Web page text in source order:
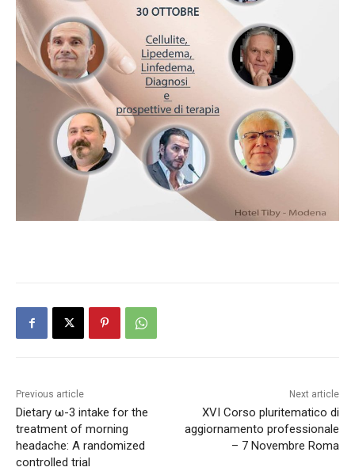
Previous article
Dietary ω-3 intake for the
treatment of morning
headache: A randomized
controlled trial
Next article
XVI Corso pluritematico di
aggiornamento professionale
– 7 Novembre Roma